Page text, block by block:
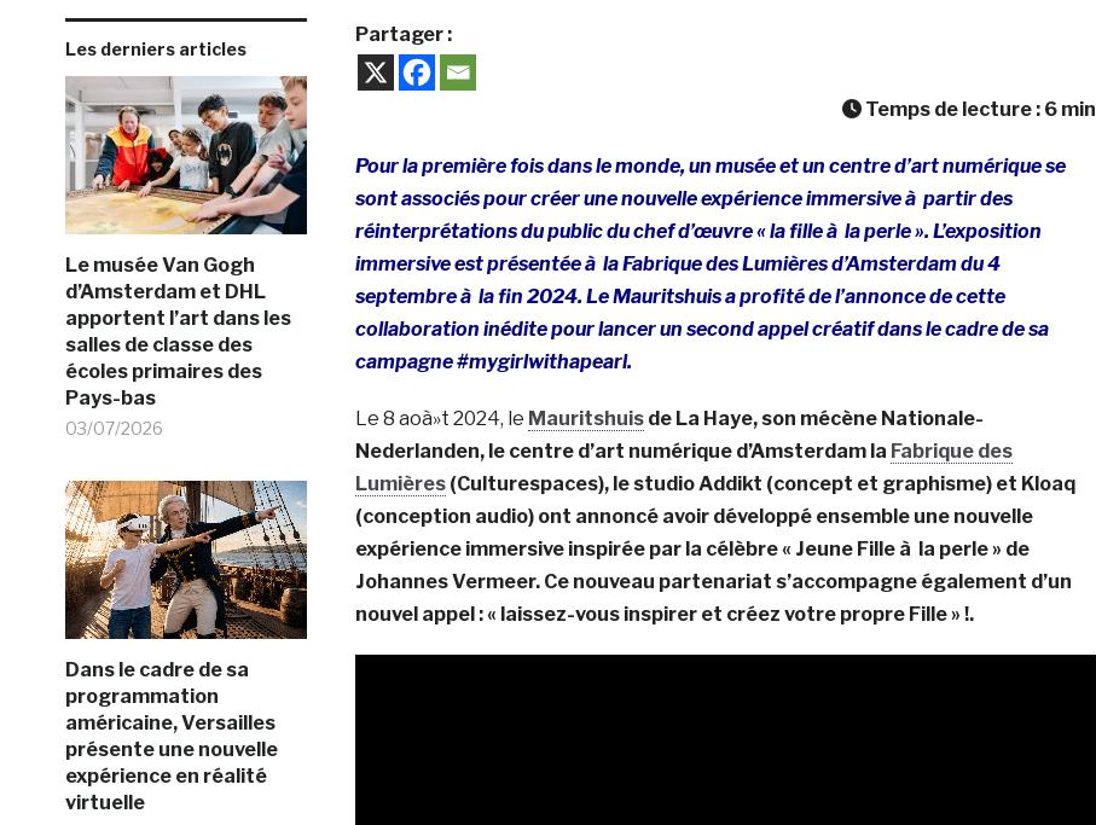
Les derniers articles
Le musée Van Gogh
d’Amsterdam et DHL
apportent l’art dans les
salles de classe des
écoles primaires des
Pays-bas
03/07/2026
Dans le cadre de sa
programmation
américaine, Versailles
présente une nouvelle
expérience en réalité
virtuelle
Partager :
Temps de lecture : 6 min
Pour la première fois dans le monde, un musée et un centre d’art numérique se
sont associés pour créer une nouvelle expérience immersive à partir des
réinterprétations du public du chef d’œuvre « la fille à la perle ». L’exposition
immersive est présentée à la Fabrique des Lumières d’Amsterdam du 4
septembre à la fin 2024. Le Mauritshuis a profité de l’annonce de cette
collaboration inédite pour lancer un second appel créatif dans le cadre de sa
campagne #mygirlwithapearl.
Le 8 aoà»t 2024, le Mauritshuisde La Haye, son mécène Nationale-
Nederlanden, le centre d’art numérique d’Amsterdam la Fabrique des
Lumières(Culturespaces), le studio Addikt (concept et graphisme) et Kloaq
(conception audio) ont annoncé avoir développé ensemble une nouvelle
expérience immersive inspirée par la célèbre « Jeune Fille à la perle » de
Johannes Vermeer. Ce nouveau partenariat s’accompagne également d’un
nouvel appel : « laissez-vous inspirer et créez votre propre Fille » !.